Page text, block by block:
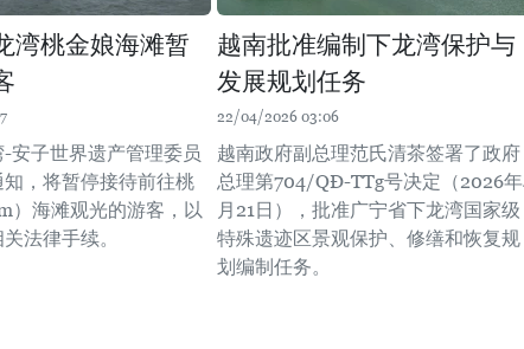
湾桃金娘海滩暂
安子世界遗产管理委员
，将暂停接待前往桃
）海滩观光的游客，以
法律手续。
越南批准编制下龙湾保护与
发展规划任务
22/04/2026 03:06
越南政府副总理范氏清茶签署了政府
总理第704/QĐ-TTg号决定（2026
月21日），批准广宁省下龙湾国家级
特殊遗迹区景观保护、修缮和恢复规
划编制任务。